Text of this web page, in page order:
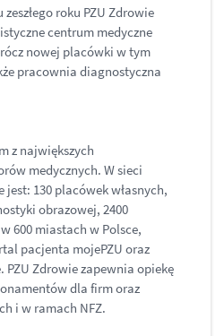
roku PZU Zdrowie
centrum medyczne
nowej placówki w tym
pracownia diagnostyczna
z największych
medycznych. W sieci
jest: 130 placówek własnych,
obrazowej, 2400
600 miastach w Polsce,
pacjenta mojePZU oraz
PZU Zdrowie zapewnia opiekę
dla firm oraz
i w ramach NFZ.